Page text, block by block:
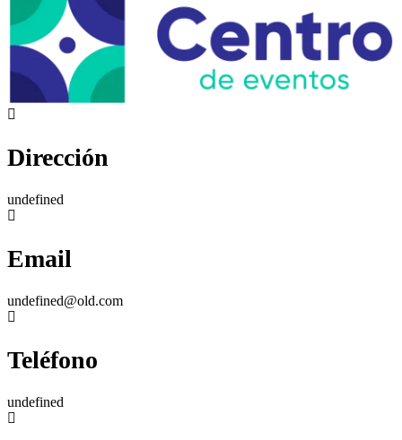
Dirección
undefined
Email
undefined@old.com
Teléfono
undefined